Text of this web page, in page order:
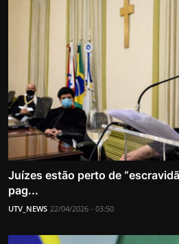
Juízes estão perto de
pag...
UTV_NEWS 22/04/2026 - 03:50